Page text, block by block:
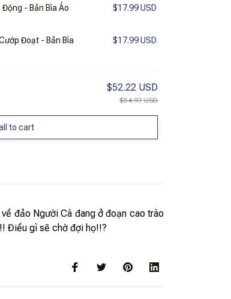
- Bản Bìa Áo
$17.99 USD
Đoạt - Bản Bìa
$17.99 USD
$52.22 USD
$54.97 USD
to cart
đảo Người Cá đang ở đoạn cao trào
Điều gì sẽ chờ đợi họ!!?